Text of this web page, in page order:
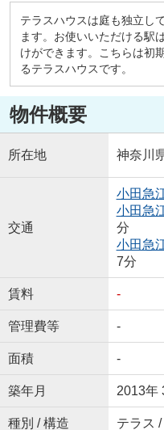
テラスハウスは庭も独立し
ます。お使いいただける駅
けができます。こちらは初
るテラスハウスです。
物件概要
所在地 神奈川
交通
小田急
小田急
分
小田急
7分
賃料 -
管理費等 -
面積 -
築年月 2013年
種別 / 構造 テラス